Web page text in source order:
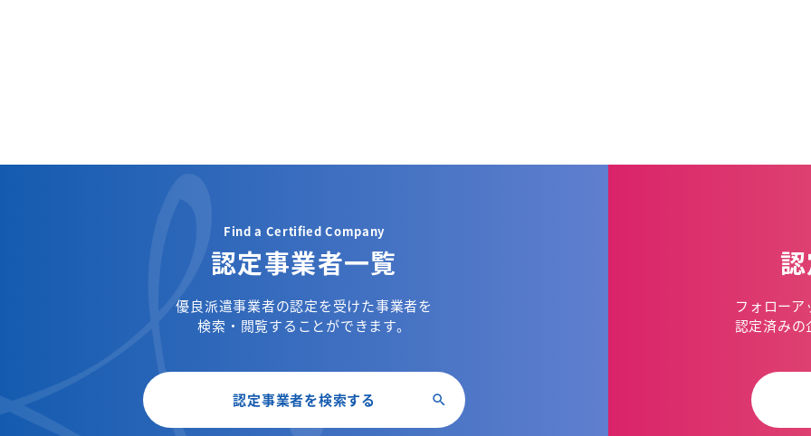
Find a Certified Company
認定事業者一覧
優良派遣事業者の認定を受けた事業者を
検索・閲覧することができます。
認定事業者を検索する
フォロー
認定済みの